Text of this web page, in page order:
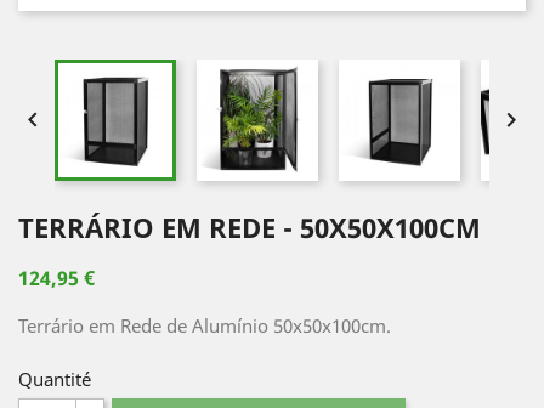
 
TERRÁRIO EM REDE - 50X50X100CM
124,95 €
Terrário em Rede de Alumínio 50x50x100cm.
Quantité